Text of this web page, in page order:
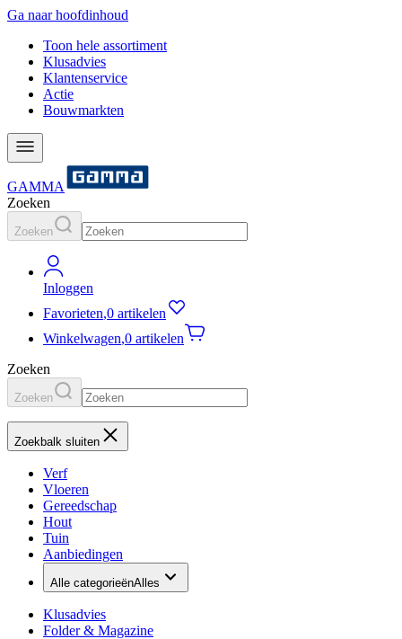
Ga naar hoofdinhoud
Toon hele assortiment
Klusadvies
Klantenservice
Actie
Bouwmarkten
GAMMA
Zoeken
Zoeken
Inloggen
Favorieten,0 artikelen
Winkelwagen,0 artikelen
Zoeken
Zoeken
Zoekbalk sluiten
Verf
Vloeren
Gereedschap
Hout
Tuin
Aanbiedingen
Alle categorieënAlles
Klusadvies
Folder & Magazine